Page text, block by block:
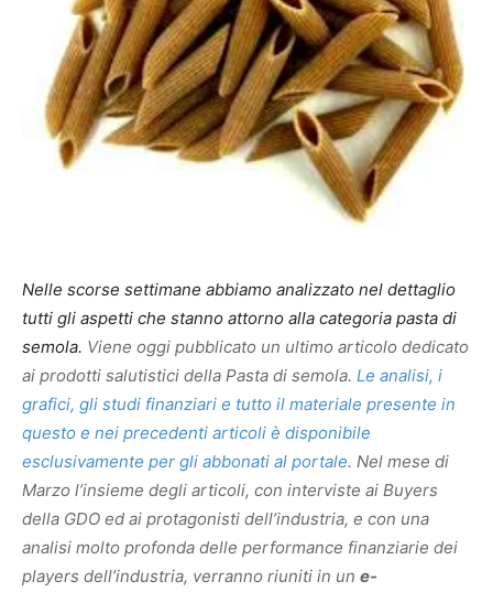
Nelle scorse settimane abbiamo analizzato nel dettaglio
tutti gli aspetti che stanno attorno alla categoria pasta di
semola. Viene oggi pubblicato un ultimo articolo dedicato
ai prodotti salutistici della Pasta di semola. Le analisi, i
grafici, gli studi finanziari e tutto il materiale presente in
questo e nei precedenti articoli è disponibile
esclusivamente per gli abbonati al portale. Nel mese di
Marzo l’insieme degli articoli, con interviste ai Buyers
della GDO ed ai protagonisti dell’industria, e con una
analisi molto profonda delle performance finanziarie dei
players dell’industria, verranno riuniti in un e-